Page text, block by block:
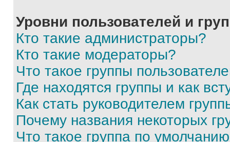
Уровни пользователей и
Кто такие администраторы?
Кто такие модераторы?
Что такое группы
Где находятся группы и как
Как стать руководителем
Почему названия некоторых
Что такое группа по